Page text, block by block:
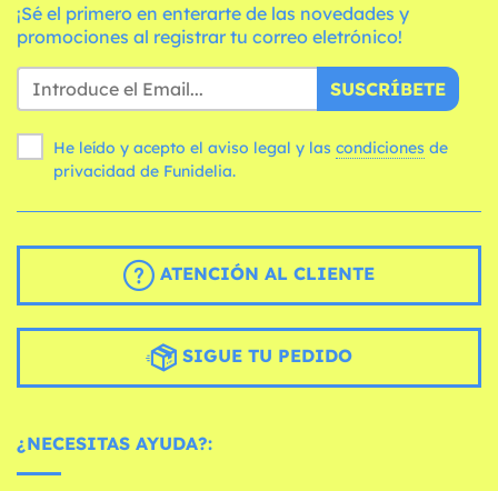
¡Sé el primero en enterarte de las novedades y
promociones al registrar tu correo eletrónico!
SUSCRÍBETE
He leído y acepto el aviso legal y las condiciones
privacidad de Funidelia.
ATENCIÓN AL CLIENTE
SIGUE TU PEDIDO
¿NECESITAS AYUDA?: